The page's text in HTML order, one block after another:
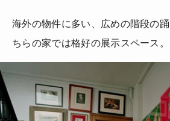
海外の物件に多い、広めの階段の
ちらの家では格好の展示スペース。